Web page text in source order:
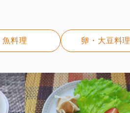
魚料理 卵・大豆料理